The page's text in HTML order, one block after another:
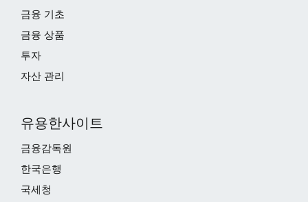
금융 기초
금융 상품
투자
자산 관리
유용한사이트
금융감독원
한국은행
국세청